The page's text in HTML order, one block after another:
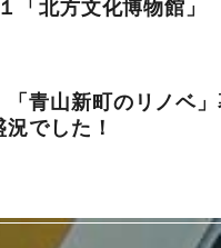
「北方文化博物館」
「青山新町のリノベ
でした！